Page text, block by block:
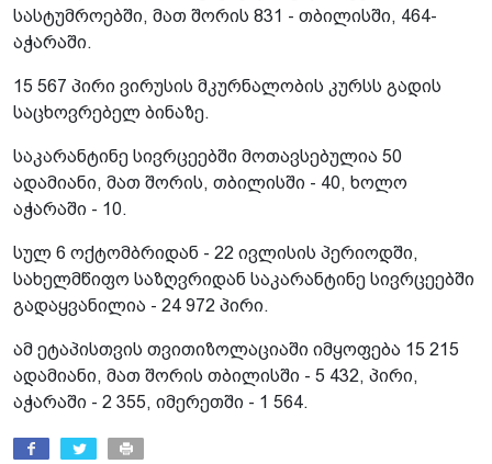
სასტუმროებში, მათ შორის 831 - თბილისში, 464-
აჭარაში.
15 567 პირი ვირუსის მკურნალობის კურსს გადის
საცხოვრებელ ბინაზე.
საკარანტინე სივრცეებში მოთავსებულია 50
ადამიანი, მათ შორის, თბილისში - 40, ხოლო
აჭარაში - 10.
სულ 6 ოქტომბრიდან - 22 ივლისის პერიოდში,
სახელმწიფო საზღვრიდან საკარანტინე სივრცეებში
გადაყვანილია - 24 972 პირი.
ამ ეტაპისთვის თვითიზოლაციაში იმყოფება 15 215
ადამიანი, მათ შორის თბილისში - 5 432, პირი,
აჭარაში - 2 355, იმერეთში - 1 564.